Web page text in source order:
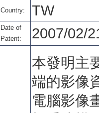
Country: TW
Date of
Patent:
2007/02/
本發明主
端的影像
電腦影像